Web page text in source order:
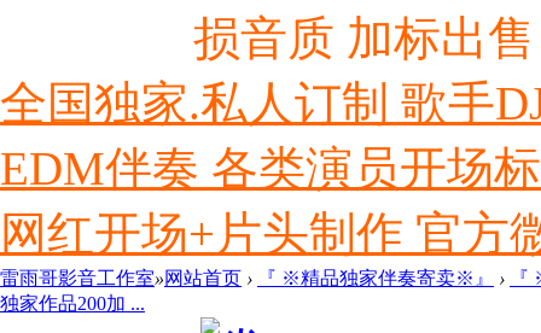
损音质 加标出
全国独家.私人订制 歌手
EDM伴奏 各类演员开场
网红开场+片头制作 官方
雷雨哥影音工作室»网站首页 › 『 ※精品独家伴奏寄卖※』 ›
独家作品200加 ...